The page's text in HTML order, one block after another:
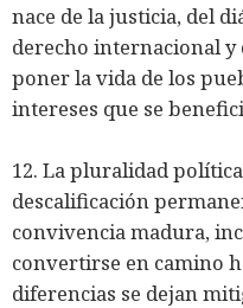
nace de la justicia, del
derecho internacional y
poner la vida de los
intereses que se
12. La pluralidad
descalificación
convivencia madura,
convertirse en camino
diferencias se dejan